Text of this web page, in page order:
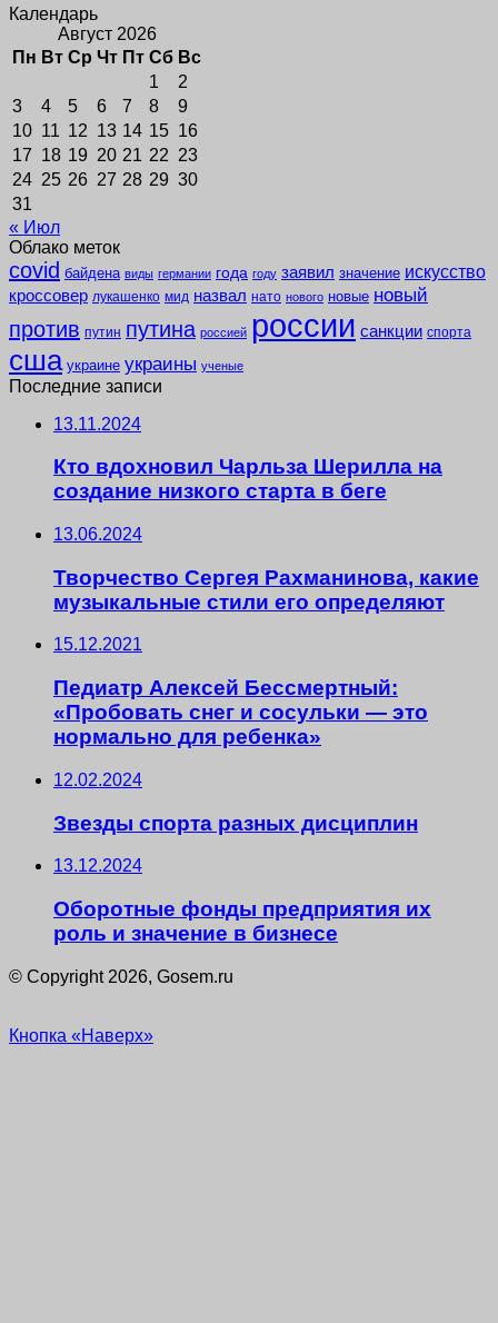
Календарь
Август 2026
Пн Вт Ср Чт Пт Сб Вс
1
2
3
4 5 6 7 8
9
10 11 12 13 14 15 16
17 18 19 20 21 22 23
24 25 26 27 28 29 30
31
« Июл
Облако меток
covid байдена виды германии года году заявил значение искусство
кроссовер лукашенко мид назвал нато нового новые новый
против путин путина россией россии санкции спорта
сша украине украины ученые
Последние записи
13.11.2024
Кто вдохновил Чарльза Шерилла на
создание низкого старта в беге
13.06.2024
Творчество Сергея Рахманинова, какие
музыкальные стили его определяют
15.12.2021
Педиатр Алексей Бессмертный:
«Пробовать снег и сосульки — это
нормально для ребенка»
12.02.2024
Звезды спорта разных дисциплин
13.12.2024
Оборотные фонды предприятия их
роль и значение в бизнесе
© Copyright 2026, Gosem.ru
Кнопка «Наверх»